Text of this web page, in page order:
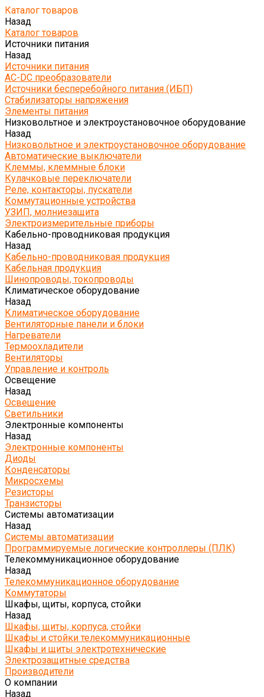
Каталог товаров
Назад
Каталог товаров
Источники питания
Назад
Источники питания
AC-DC преобразователи
Источники бесперебойного питания (ИБП)
Стабилизаторы напряжения
Элементы питания
Низковольтное и электроустановочное оборудование
Назад
Низковольтное и электроустановочное оборудование
Автоматические выключатели
Клеммы, клеммные блоки
Кулачковые переключатели
Реле, контакторы, пускатели
Коммутационные устройства
УЗИП, молниезащита
Электроизмерительные приборы
Кабельно-проводниковая продукция
Назад
Кабельно-проводниковая продукция
Кабельная продукция
Шинопроводы, токопроводы
Климатическое оборудование
Назад
Климатическое оборудование
Вентиляторные панели и блоки
Нагреватели
Термоохладители
Вентиляторы
Управление и контроль
Освещение
Назад
Освещение
Светильники
Электронные компоненты
Назад
Электронные компоненты
Диоды
Конденсаторы
Микросхемы
Резисторы
Транзисторы
Системы автоматизации
Назад
Системы автоматизации
Программируемые логические контроллеры (ПЛК)
Телекоммуникационное оборудование
Назад
Телекоммуникационное оборудование
Коммутаторы
Шкафы, щиты, корпуса, стойки
Назад
Шкафы, щиты, корпуса, стойки
Шкафы и стойки телекоммуникационные
Шкафы и щиты электротехнические
Электрозащитные средства
Производители
О компании
Назад